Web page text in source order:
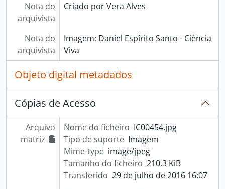
Nota do
arquivista
Criado por Vera Alves
Nota do
arquivista
Imagem: Daniel Espírito Santo - Ciência
Viva
Objeto digital metadados
Cópias de Acesso
Arquivo
matriz
Nome do ficheiro IC00454.jpg
Tipo de suporte Imagem
Mime-type image/jpeg
Tamanho do ficheiro 210.3 KiB
Transferido 29 de julho de 2016 16:07